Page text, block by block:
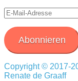
E-
Mail-
Adresse
Abonnieren
Copyright © 2017-
Renate de Graaff